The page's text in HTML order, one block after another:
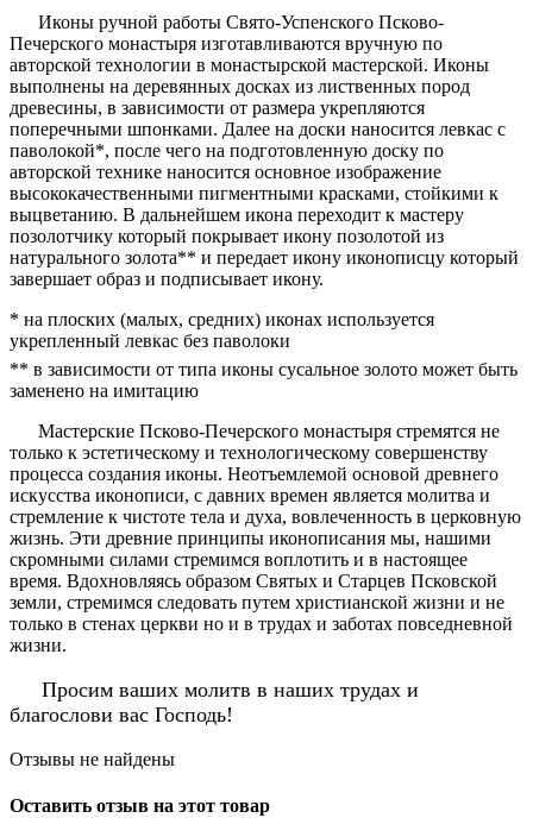
Иконы ручной работы Свято-Успенского Псково-
Печерского монастыря изготавливаются вручную по
авторской технологии в монастырской мастерской. Иконы
выполнены на деревянных досках из лиственных пород
древесины, в зависимости от размера укрепляются
поперечными шпонками. Далее на доски наносится левкас с
паволокой*, после чего на подготовленную доску по
авторской технике наносится основное изображение
высококачественными пигментными красками, стойкими к
выцветанию. В дальнейшем икона переходит к мастеру
позолотчику который покрывает икону позолотой из
натурального золота** и передает икону иконописцу который
завершает образ и подписывает икону.
* на плоских (малых, средних) иконах используется
укрепленный левкас без паволоки
** в зависимости от типа иконы сусальное золото может быть
заменено на имитацию
Мастерские Псково-Печерского монастыря стремятся не
только к эстетическому и технологическому совершенству
процесса создания иконы. Неотъемлемой основой древнего
искусства иконописи, с давних времен является молитва и
стремление к чистоте тела и духа, вовлеченность в церковную
жизнь. Эти древние принципы иконописания мы, нашими
скромными силами стремимся воплотить и в настоящее
время. Вдохновляясь образом Святых и Старцев Псковской
земли, стремимся следовать путем христианской жизни и не
только в стенах церкви но и в трудах и заботах повседневной
жизни.
Просим ваших молитв в наших трудах и
благослови вас Господь!
Отзывы не найдены
Оставить отзыв на этот товар